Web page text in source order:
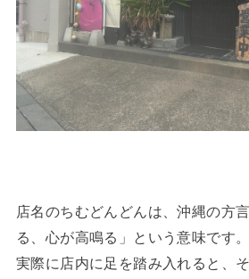
店名のちむどんどんは、沖縄の方
る、心が高鳴る」という意味です。
実際に店内に足を踏み入れると、